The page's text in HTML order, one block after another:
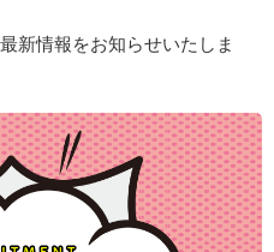
新情報をお知らせいたしま